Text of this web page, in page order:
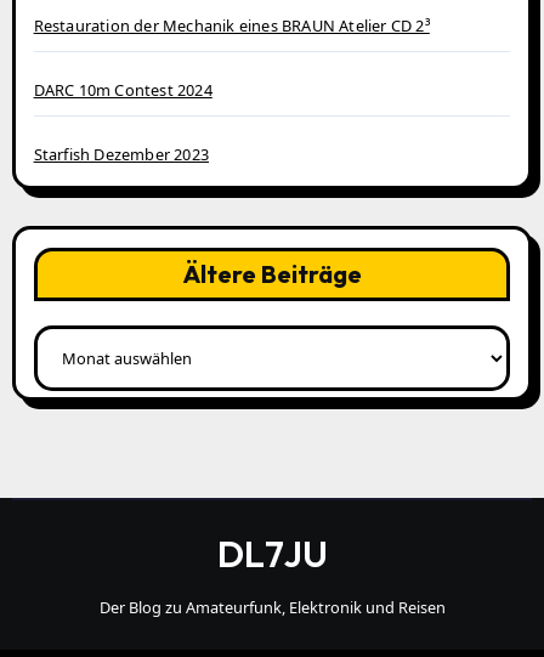
Restauration der Mechanik eines BRAUN Atelier CD 2³
DARC 10m Contest 2024
Starfish Dezember 2023
Ältere Beiträge
Ältere
Beiträge
DL7JU
Der Blog zu Amateurfunk, Elektronik und Reisen